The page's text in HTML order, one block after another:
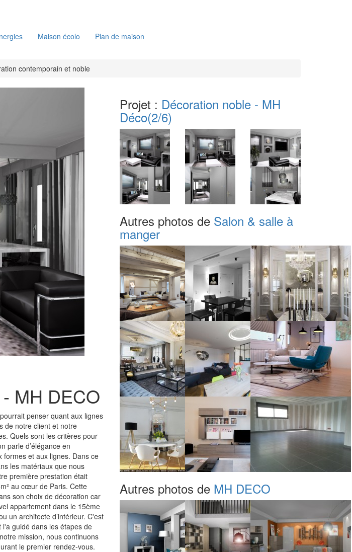
Maison écolo Plan de maison
contemporain et noble
MH DECO
penser quant aux lignes
de notre client et notre
Quels sont les critères pour
parle d’élégance en
et aux lignes. Dans ce
les matériaux que nous
première prestation était
au cœur de Paris. Cette
son choix de décoration car
appartement dans le 15ème
un architecte d’intérieur. C'est
l'a guidé dans les étapes de
mission, nous continuons
le premier rendez-vous.
Projet : Décoration noble - MH
Déco(2/6)
Autres photos de Salon & salle à
manger
Autres photos de MH DECO